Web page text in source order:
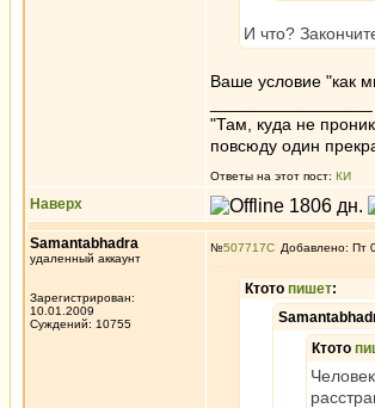
И что?
Ваше условие "как
"Там, куда не
повсюду один
Ответы на этот пост: КИ
Наверх
Samantabhadra
удаленный аккаунт
Зарегистрирован:
10.01.2009
Суждений: 10755
№507717 Добавлено: Пт
Ктото пишет:
Ктото